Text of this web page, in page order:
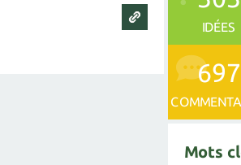
IDÉES
697
Mots